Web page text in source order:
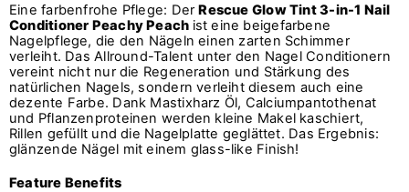
Eine farbenfrohe Pflege: DerRescue Glow Tint 3-in-1 Nail
Conditioner Peachy Peach ist eine beigefarbene
Nagelpflege, die den Nägeln einen zarten Schimmer
verleiht. Das Allround-Talent unter den Nagel Conditionern
vereint nicht nur die Regeneration und Stärkung des
natürlichen Nagels, sondern verleiht diesem auch eine
dezente Farbe. Dank Mastixharz Öl, Calciumpantothenat
und Pflanzenproteinen werden kleine Makel kaschiert,
Rillen gefüllt und die Nagelplatte geglättet. Das Ergebnis:
glänzende Nägel mit einem glass-like Finish!
Feature Benefits